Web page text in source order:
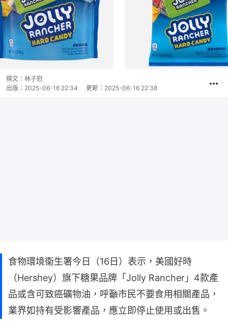
撰文： 林子慰
出版： 2025-06-16 22:34 更新： 2025-06-16 22:38
食物環境衞生署今日（16日）表示，美國好時
（Hershey）旗下糖果品牌「Jolly Rancher」4款產
品或含可致癌礦物油，呼籲市民不要食用相關產品，
業界如持有受影響產品，應立即停止使用或出售。